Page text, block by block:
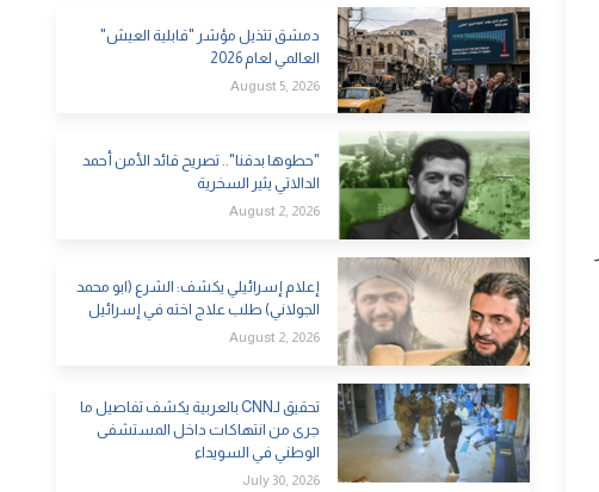
دمشق تتذيل مؤشر "قابلية العيش"
العالمي لعام 2026
August 5, 2026
"حطوها بدقنا".. تصريح قائد الأمن أحمد
الدالاتي يثير السخرية
August 2, 2026
إعلام إسرائيلي يكشف: الشرع (ابو محمد
الجولاني) طلب علاج اخته في إسرائيل
August 2, 2026
تحقيق لـCNN بالعربية يكشف تفاصيل ما
جرى من انتهاكات داخل المستشفى
الوطني في السويداء
July 30, 2026